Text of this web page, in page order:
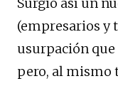
(empresarios y
usurpación
pero, al mismo